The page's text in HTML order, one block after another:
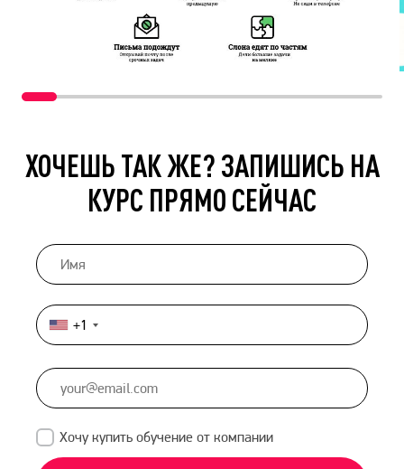
ХОЧЕШЬ ТАК ЖЕ? ЗАПИШИСЬ НА
КУРС ПРЯМО СЕЙЧАС
United
States
+1
+1
Хочу купить обучение от компании